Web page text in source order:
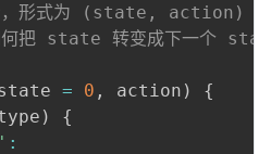
形式为 (state, action)
把 state 转变成下一个
= 0 , action )
{
)
{
: